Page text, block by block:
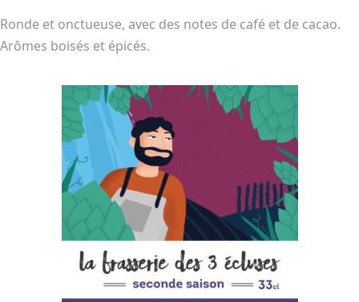
Ronde et onctueuse, avec des notes de café et de cacao.
Arômes boisés et épicés.